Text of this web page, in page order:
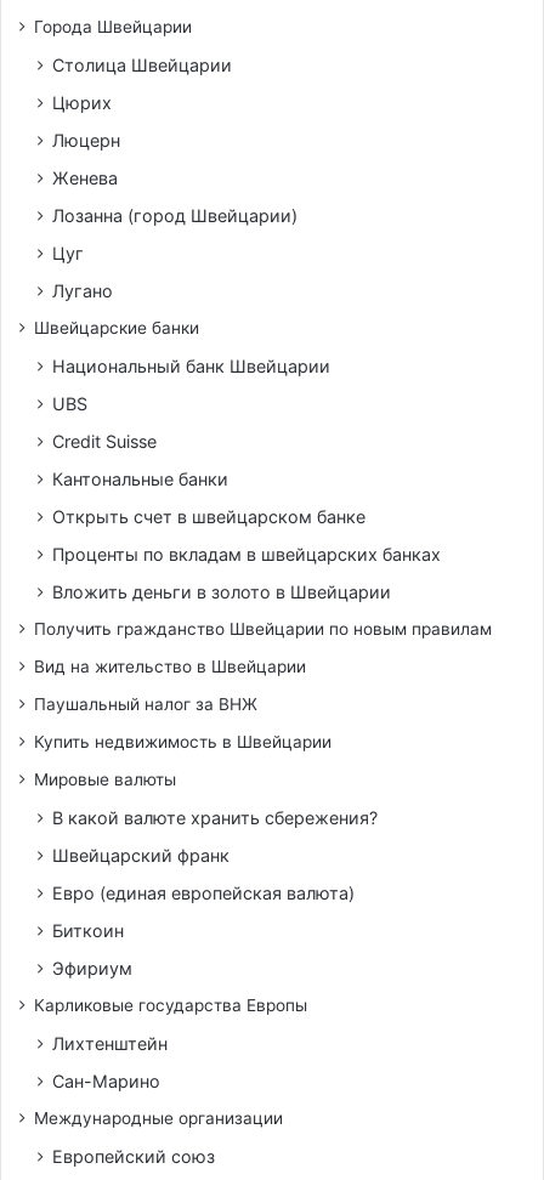
Города Швейцарии
Столица Швейцарии
Цюрих
Люцерн
Женева
Лозанна (город Швейцарии)
Цуг
Лугано
Швейцарские банки
Национальный банк Швейцарии
UBS
Credit Suisse
Кантональные банки
Открыть счет в швейцарском банке
Проценты по вкладам в швейцарских банках
Вложить деньги в золото в Швейцарии
Получить гражданство Швейцарии по новым правилам
Вид на жительство в Швейцарии
Паушальный налог за ВНЖ
Купить недвижимость в Швейцарии
Мировые валюты
В какой валюте хранить сбережения?
Швейцарский франк
Евро (единая европейская валюта)
Биткоин
Эфириум
Карликовые государства Европы
Лихтенштейн
Сан-Марино
Международные организации
Европейский союз